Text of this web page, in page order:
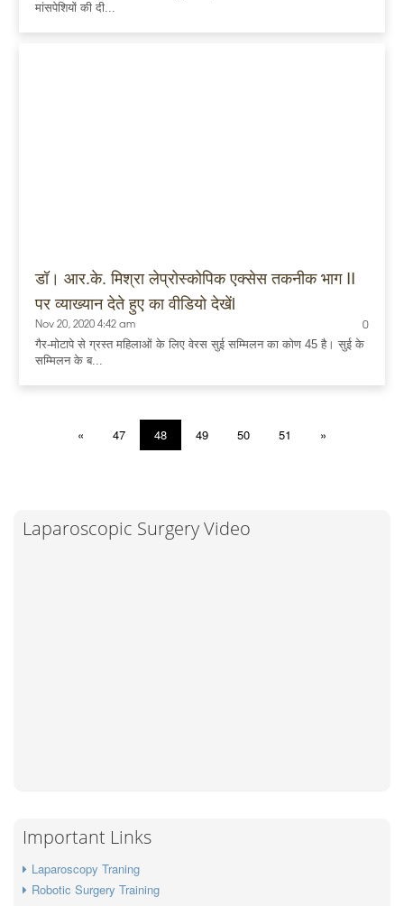
मांसपेशियों की दी...
डॉ। आर.के. मिश्रा लेप्रोस्कोपिक एक्सेस तकनीक भाग II
पर व्याख्यान देते हुए का वीडियो देखेंl
Nov 20, 2020 4:42 am 0
गैर-मोटापे से ग्रस्त महिलाओं के लिए वेरस सुई सम्मिलन का कोण 45 है। सुई के
सम्मिलन के ब...
« 47 48 49 50 51 »
Laparoscopic Surgery Video
Important Links
Laparoscopy Traning
Robotic Surgery Training